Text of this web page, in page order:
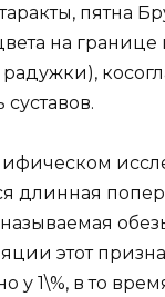
пятна
на
суставов.
длинная
этот
у 1\%, в то